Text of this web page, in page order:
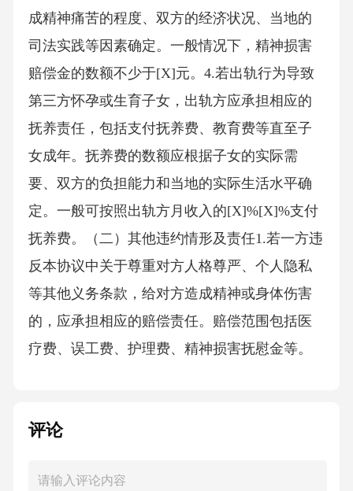
成精神痛苦的程度、双方的经济状况、当地的
司法实践等因素确定。一般情况下，精神损害
赔偿金的数额不少于[X]元。4.若出轨行为导致
第三方怀孕或生育子女，出轨方应承担相应的
抚养责任，包括支付抚养费、教育费等直至子
女成年。抚养费的数额应根据子女的实际需
要、双方的负担能力和当地的实际生活水平确
定。一般可按照出轨方月收入的[X]%[X]%支付
抚养费。（二）其他违约情形及责任1.若一方违
反本协议中关于尊重对方人格尊严、个人隐私
等其他义务条款，给对方造成精神或身体伤害
的，应承担相应的赔偿责任。赔偿范围包括医
疗费、误工费、护理费、精神损害抚慰金等。
意隐瞒或歪曲事实，导致另一方在签订本协议
仲裁机构撤销本协议。被撤销的协议自始没有
评论